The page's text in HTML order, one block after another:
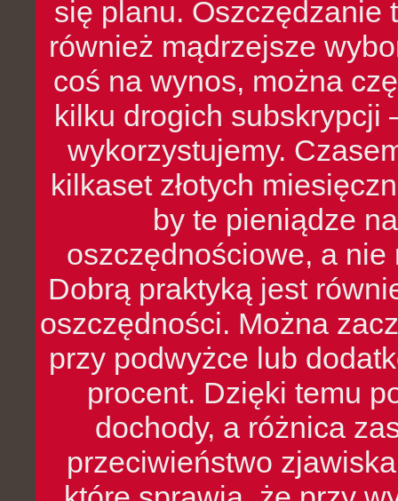
się planu. Oszczędzanie
również mądrzejsze
coś na wynos, można
kilku drogich subskrypcji
wykorzystujemy.
kilkaset złotych
by te pieniądze
oszczędnościowe, a nie
Dobrą praktyką jest
oszczędności. Można
przy podwyżce lub
procent. Dzięki temu
dochody, a różnica
przeciwieństwo